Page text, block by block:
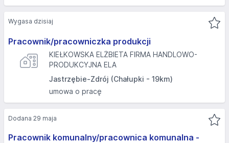
Pracownik/pracowniczka produkcji
KIEŁKOWSKA ELŻBIETA FIRMA HANDLOWO-
PRODUKCYJNA ELA
Jastrzębie-Zdrój (Chałupki - 19km)
umowa o pracę
Wygasa dzisiaj
Pracownik komunalny/pracownica komunalna -
Dodana 29 maja